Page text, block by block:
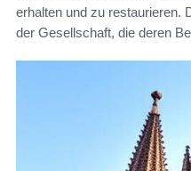
erhalten und zu restaurieren.
der Gesellschaft, die deren